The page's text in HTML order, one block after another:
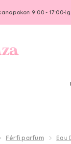
9:00 - 17:00-
Férfi parfüm Eau